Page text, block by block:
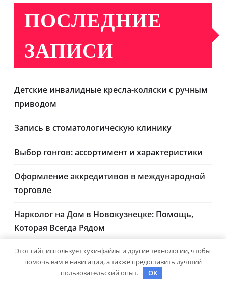
ПОСЛЕДНИЕ
ЗАПИСИ
Детские инвалидные кресла-коляски с ручным
приводом
Запись в стоматологическую клинику
Выбор гонгов: ассортимент и характеристики
Оформление аккредитивов в международной
торговле
Нарколог на Дом в Новокузнецке: Помощь,
Которая Всегда Рядом
Этот сайт использует куки-файлы и другие технологии, чтобы
помочь вам в навигации, а также предоставить лучший
пользовательский опыт.
OK